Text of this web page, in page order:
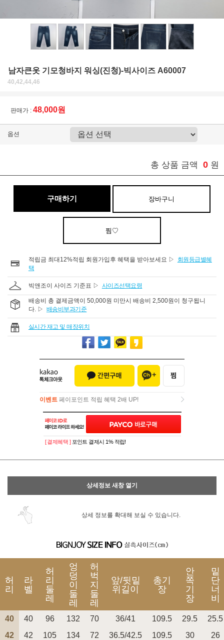
남자큰옷 기모청바지 워싱(진청)-빅사이즈 A60007
40,42,44,46
판매가 : 48,000원
옵션
총 상품 금액 0 원
구매하기 장바구니
찜♡
적립금 최대12%적립 회원가입후 혜택을 받아보세요 ▷
회원등급별혜
택
빅앤조이 사이즈 기준표 ▷ 사이즈선택요령
배송비 총 결제금액이 50,000원 미만시 배송비 2,500원이 청구됩니
다. ▷ 배송비부과기준
실시간 재고 및 매장위치
이벤트 페이포인트 적립 혜택 2배 UP!
이벤트페이포인트 적립 혜택 2배 UP!
[ 결제혜택 ] 포인트 결제시 1% 적립!
상세정보 새창 열기
상세 정보를 확대해 보실 수 있습니다.
허
리
라
벨
허
리
둘
레
엉
덩
이
둘
레
허
벅
지
둘
레
앞/뒷밑
위길이
총기
장
안
쪽
기
장
밑
단
너
비
40 40 96 132 70 36/41 109.5 29.5
25.5
42
42 105 134 72 36.5/42.5 109.5 30
26